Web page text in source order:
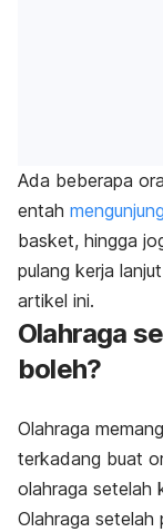
Ada beberapa
entah
basket, hingga
pulang kerja
artikel ini.
Olahraga
boleh?
Olahraga
terkadang buat
olahraga setelah
Olahraga setelah